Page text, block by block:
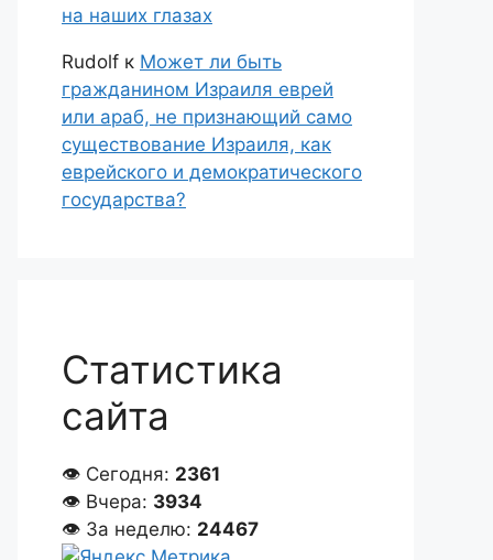
на наших глазах
Rudolf к Может ли быть
гражданином Израиля еврей
или араб, не признающий само
существование Израиля, как
еврейского и демократического
государства?
Статистика
сайта
👁 Сегодня: 2361
👁 Вчера: 3934
👁 За неделю: 24467